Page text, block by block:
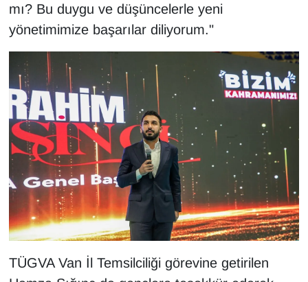
mı? Bu duygu ve düşüncelerle yeni
yönetimimize başarılar diliyorum."
TÜGVA Van İl Temsilciliği görevine getirilen